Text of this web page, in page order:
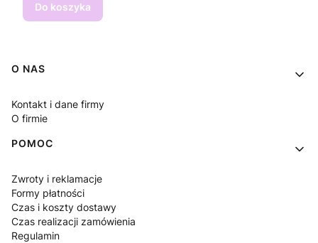
Do koszyka
Linki w stopce
O NAS
Kontakt i dane firmy
O firmie
POMOC
Zwroty i reklamacje
Formy płatności
Czas i koszty dostawy
Czas realizacji zamówienia
Regulamin